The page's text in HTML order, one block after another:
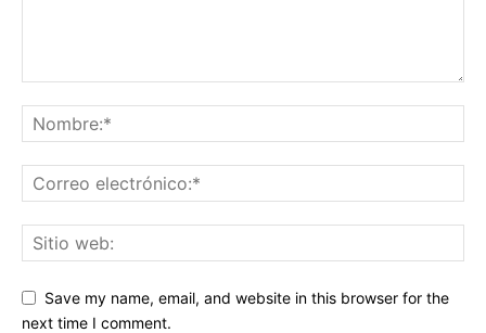
Save my name, email, and website in this browser for the
next time I comment.